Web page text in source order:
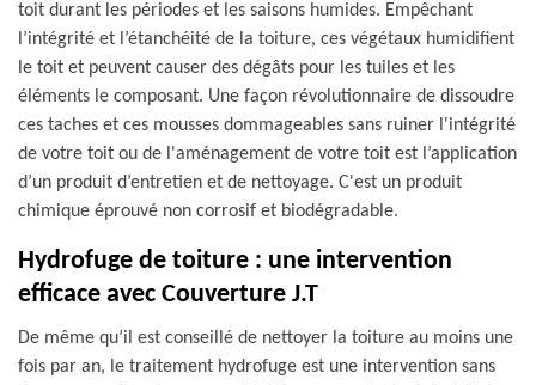
toit durant les périodes et les saisons humides. Empêchant
l’intégrité et l’étanchéité de la toiture, ces végétaux humidifient
le toit et peuvent causer des dégâts pour les tuiles et les
éléments le composant. Une façon révolutionnaire de dissoudre
ces taches et ces mousses dommageables sans ruiner l'intégrité
de votre toit ou de l'aménagement de votre toit est l’application
d’un produit d’entretien et de nettoyage. C'est un produit
chimique éprouvé non corrosif et biodégradable.
Hydrofuge de toiture : une intervention
efficace avec Couverture J.T
De même qu’il est conseillé de nettoyer la toiture au moins une
fois par an, le traitement hydrofuge est une intervention sans